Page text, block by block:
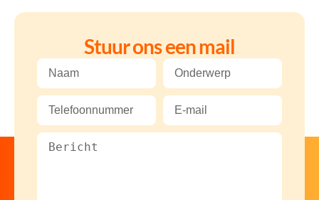
Stuur ons een mail